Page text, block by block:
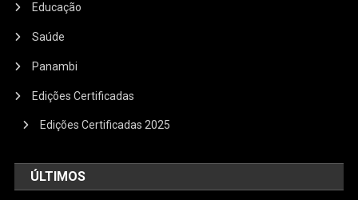
Educação
Saúde
Panambi
Edições Certificadas
Edições Certificadas 2025
ÚLTIMOS